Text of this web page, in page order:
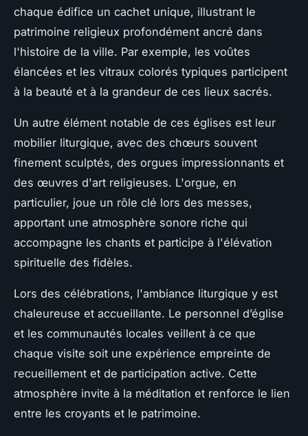
chaque édifice un cachet unique, illustrant le
patrimoine religieux profondément ancré dans
l'histoire de la ville. Par exemple, les voûtes
élancées et les vitraux colorés typiques participent
à la beauté et à la grandeur de ces lieux sacrés.
Un autre élément notable de ces églises est leur
mobilier liturgique, avec des chœurs souvent
finement sculptés, des orgues impressionnants et
des œuvres d'art religieuses. L'orgue, en
particulier, joue un rôle clé lors des messes,
apportant une atmosphère sonore riche qui
accompagne les chants et participe à l'élévation
spirituelle des fidèles.
Lors des célébrations, l'ambiance liturgique y est
chaleureuse et accueillante. Le personnel d’église
et les communautés locales veillent à ce que
chaque visite soit une expérience empreinte de
recueillement et de participation active. Cette
atmosphère invite à la méditation et renforce le lien
entre les croyants et le patrimoine.